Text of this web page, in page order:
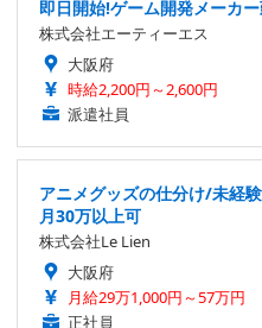
即日開始!ゲーム開発メーカ
株式会社エーティーエス
大阪府
時給2,200円～2,600円
派遣社員
アニメグッズの仕分け/未経
月30万以上可
株式会社Le Lien
大阪府
月給29万1,000円～57万円
正社員